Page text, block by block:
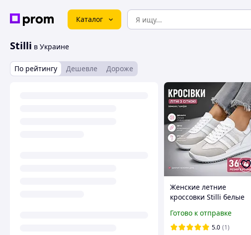
Каталог
Stilli в Украине
По рейтингу Дешевле Дороже
Женские летние
кроссовки Stilli белые
серыми вставками
легкие
Готово к отправке
5.0 (1)